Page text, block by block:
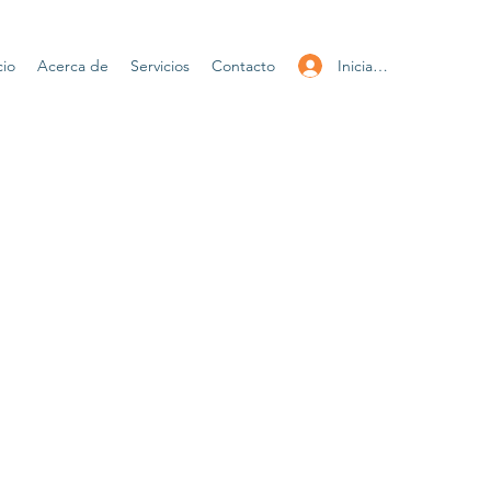
Iniciar sesión
Acerca de Servicios Contacto